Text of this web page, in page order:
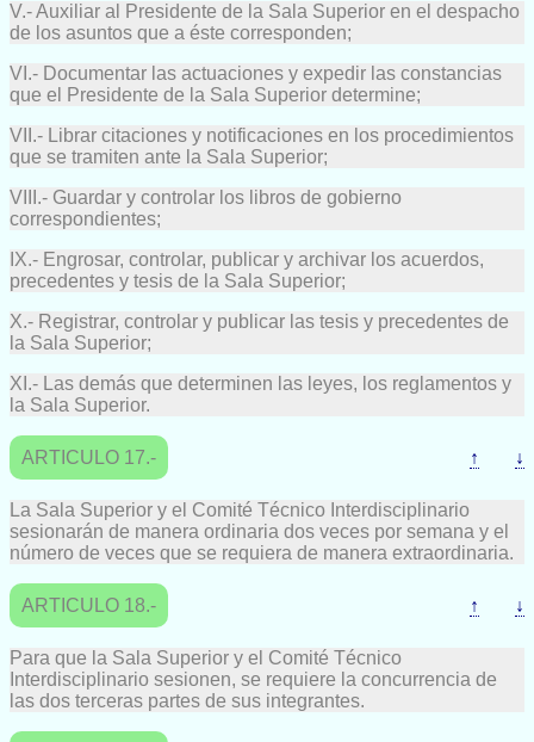
V.- Auxiliar al Presidente de la Sala Superior en el despacho
de los asuntos que a éste corresponden;
VI.- Documentar las actuaciones y expedir las constancias
que el Presidente de la Sala Superior determine;
VII.- Librar citaciones y notificaciones en los procedimientos
que se tramiten ante la Sala Superior;
VIII.- Guardar y controlar los libros de gobierno
correspondientes;
IX.- Engrosar, controlar, publicar y archivar los acuerdos,
precedentes y tesis de la Sala Superior;
X.- Registrar, controlar y publicar las tesis y precedentes de
la Sala Superior;
XI.- Las demás que determinen las leyes, los reglamentos y
la Sala Superior.
ARTICULO 17.- ↑ ↓
La Sala Superior y el Comité Técnico Interdisciplinario
sesionarán de manera ordinaria dos veces por semana y el
número de veces que se requiera de manera extraordinaria.
ARTICULO 18.- ↑ ↓
Para que la Sala Superior y el Comité Técnico
Interdisciplinario sesionen, se requiere la concurrencia de
las dos terceras partes de sus integrantes.